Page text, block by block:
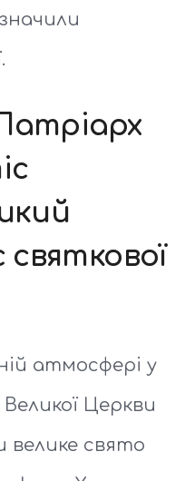
святкової
атмосфері у
Церкви
велике свято